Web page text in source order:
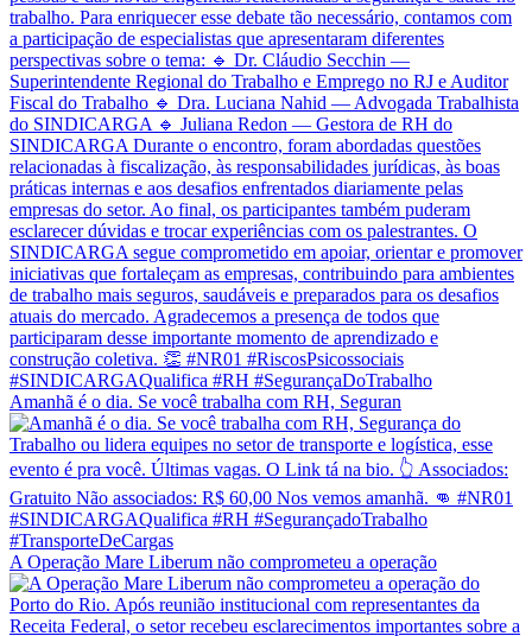
Amanhã é o dia. Se você trabalha com RH, Seguran
A Operação Mare Liberum não comprometeu a operação